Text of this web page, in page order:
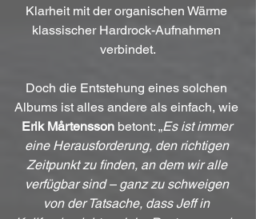
Klarheit mit der organischen Wärme
klassischer Hardrock-Aufnahmen
verbindet.
Doch die Entstehung eines solchen
Albums ist alles andere als einfach, wie
Erik Mårtensson betont: „Es ist immer
eine Herausforderung, den richtigen
Zeitpunkt zu finden, an dem wir alle
verfügbar sind – ganz zu schweigen
von der Tatsache, dass Jeff in